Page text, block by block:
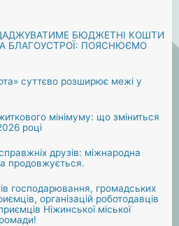
БЮДЖЕТНІ КОШТИ
БЛАГОУСТРОЇ: ПОЯСНЮЄМО
суттєво розширює межі у
мінімуму: що зміниться
році
друзів: міжнародна
продовжується.
господарювання, громадських
організацій роботодавців
Ніжинської міської